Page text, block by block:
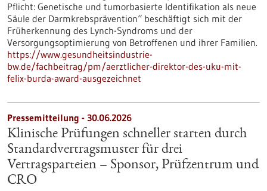
Pflicht: Genetische und tumorbasierte Identifikation als neue
Säule der Darmkrebsprävention“ beschäftigt sich mit der
Früherkennung des Lynch-​Syndroms und der
Versorgungsoptimierung von Betroffenen und ihrer Familien.
https://www.gesundheitsindustrie-
bw.de/fachbeitrag/pm/aerztlicher-direktor-des-uku-mit-
felix-burda-award-ausgezeichnet
Pressemitteilung - 30.06.2026
Klinische Prüfungen schneller starten durch
Standardvertragsmuster für drei
Vertragsparteien – Sponsor, Prüfzentrum und
CRO